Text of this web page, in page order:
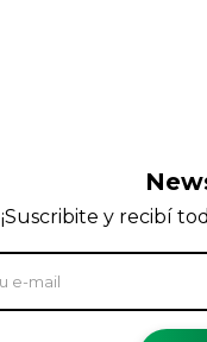
¡Suscribite y recibí